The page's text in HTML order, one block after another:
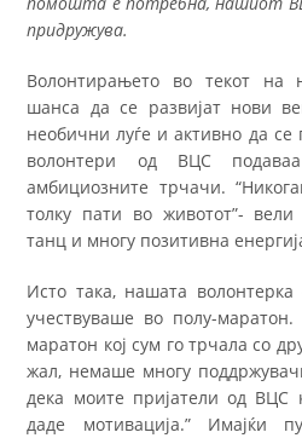
придружува.
Волонтирањето во текот на
шанса да се развијат нови
необични луѓе и активно да
волонтери од ВЦС
амбициозните трчачи.
толку пати во животот”-
танц и многу позитивна
Исто така, нашата
учествуваше во полу-
маратон кој сум го трчала со
жал, немаше многу
дека моите пријатели од
даде мотивација.” Имајќи